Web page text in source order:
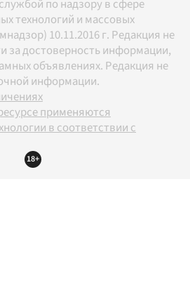
по надзору в сфере
технологий и массовых
10.11.2016 г. Редакция не
за достоверность информации,
объявлениях. Редакция не
информации.
применяются
в соответствии с
18+